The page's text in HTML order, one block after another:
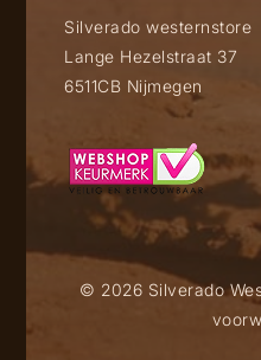
Silverado westernstore
Lange Hezelstraat 37
6511CB Nijmegen
© 2026 Silverado